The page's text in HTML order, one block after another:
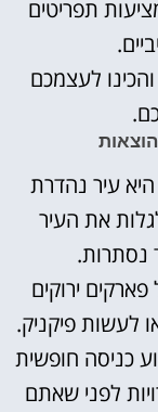
תפריטים
לעצמכם
עיר נהדרת
את העיר
נסתרות.
ירוקים
לעשות פיקניק.
כניסה חופשית
לפני שאתם